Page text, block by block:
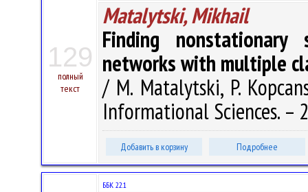
129
полный
текст
Matalytski, Mikhail
Finding
networks with multiple
/ M. Matalytski, P.
Informational Sciences. –
Добавить в корзину Подробнее
ББК 22.1